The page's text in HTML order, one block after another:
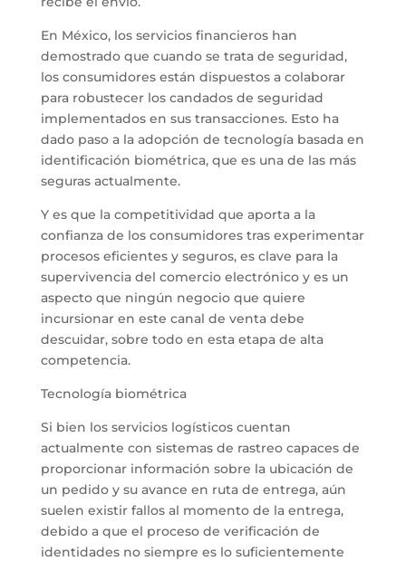
En México, los servicios financieros han
demostrado que cuando se trata de seguridad,
los consumidores están dispuestos a colaborar
para robustecer los candados de seguridad
implementados en sus transacciones. Esto ha
dado paso a la adopción de tecnología basada en
identificación biométrica, que es una de las más
seguras actualmente.
Y es que la competitividad que aporta a la
confianza de los consumidores tras experimentar
procesos eficientes y seguros, es clave para la
supervivencia del comercio electrónico y es un
aspecto que ningún negocio que quiere
incursionar en este canal de venta debe
descuidar, sobre todo en esta etapa de alta
competencia.
Tecnología biométrica
Si bien los servicios logísticos cuentan
actualmente con sistemas de rastreo capaces de
proporcionar información sobre la ubicación de
un pedido y su avance en ruta de entrega, aún
suelen existir fallos al momento de la entrega,
debido a que el proceso de verificación de
identidades no siempre es lo suficientemente